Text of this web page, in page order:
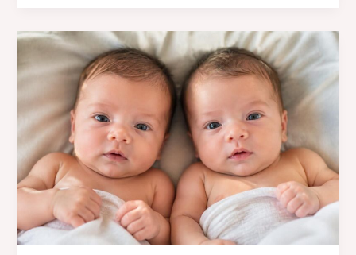
ménage
à
Clermont-
Ferrand
en
2026
?